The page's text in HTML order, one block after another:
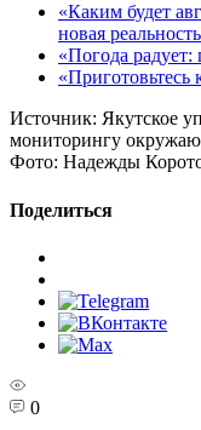
«Каким будет
новая
«Погода
Источник: Якутское
мониторингу
Фото: Надежды
Поделиться
0